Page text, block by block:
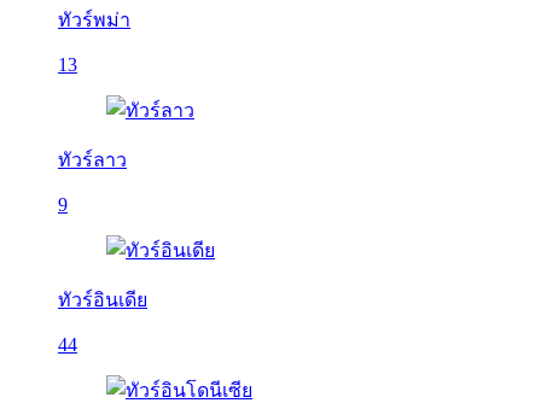
ทัวร์พม่า
13
ทัวร์ลาว
9
ทัวร์อินเดีย
44